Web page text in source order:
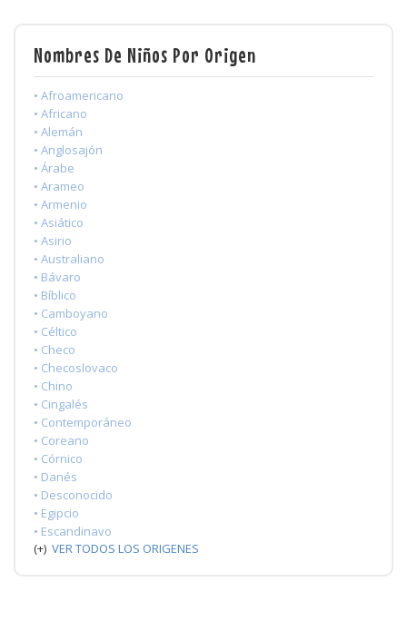
Nombres De Niños Por Origen
• Afroamericano
• Africano
• Alemán
• Anglosajón
• Árabe
• Arameo
• Armenio
• Asiático
• Asirio
• Australiano
• Bávaro
• Bíblico
• Camboyano
• Céltico
• Checo
• Checoslovaco
• Chino
• Cingalés
• Contemporáneo
• Coreano
• Córnico
• Danés
• Desconocido
• Egipcio
• Escandinavo
(+) VER TODOS LOS ORIGENES